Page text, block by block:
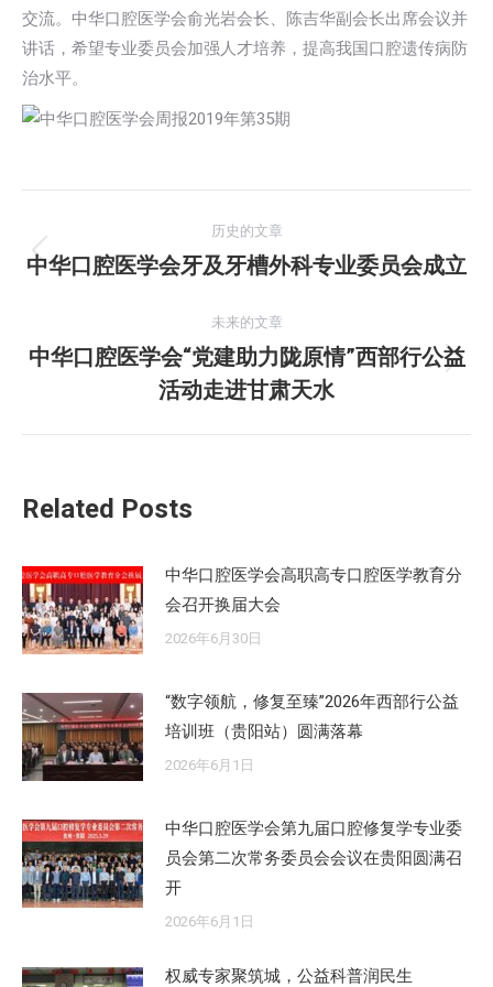
交流。中华口腔医学会俞光岩会长、陈吉华副会长出席会议并
讲话，希望专业委员会加强人才培养，提高我国口腔遗传病防
治水平。
章
航
历史的文章
历
的
文
章：
中华口腔医学会牙及牙槽外科专业委员会成立
未来的文章
未
来
的
中华口腔医学会“党建助力陇原情”西部行公益
活动走进甘肃天水
Related Posts
中华口腔医学会高职高专口腔医学教育分
会召开换届大会
2026年6月30日
“数字领航，修复至臻”2026年西部行公益
培训班（贵阳站）圆满落幕
2026年6月1日
中华口腔医学会第九届口腔修复学专业委
员会第二次常务委员会会议在贵阳圆满召
开
2026年6月1日
权威专家聚筑城，公益科普润民生